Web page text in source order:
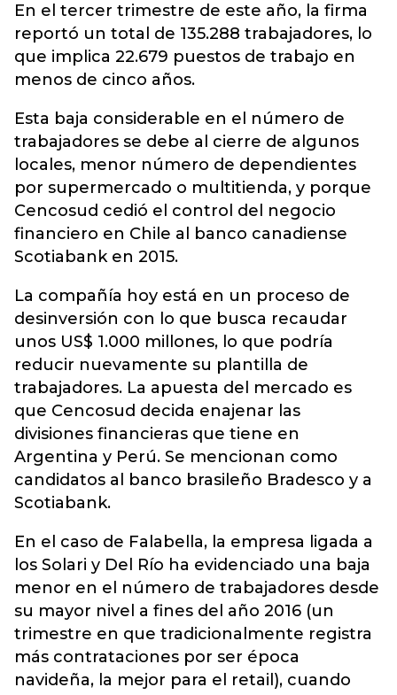
En el tercer trimestre de este año, la firma
reportó un total de 135.288 trabajadores, lo
que implica 22.679 puestos de trabajo en
menos de cinco años.
Esta baja considerable en el número de
trabajadores se debe al cierre de algunos
locales, menor número de dependientes
por supermercado o multitienda, y porque
Cencosud cedió el control del negocio
financiero en Chile al banco canadiense
Scotiabank en 2015.
La compañía hoy está en un proceso de
desinversión con lo que busca recaudar
unos US$ 1.000 millones, lo que podría
reducir nuevamente su plantilla de
trabajadores. La apuesta del mercado es
que Cencosud decida enajenar las
divisiones financieras que tiene en
Argentina y Perú. Se mencionan como
candidatos al banco brasileño Bradesco y a
Scotiabank.
En el caso de Falabella, la empresa ligada a
los Solari y Del Río ha evidenciado una baja
menor en el número de trabajadores desde
su mayor nivel a fines del año 2016 (un
trimestre en que tradicionalmente registra
más contrataciones por ser época
navideña, la mejor para el retail), cuando